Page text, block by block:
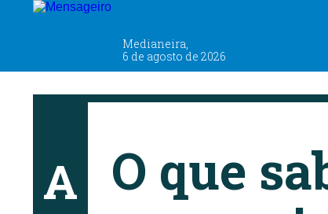
Medianeira,
6 de agosto de 2026
A
ARQUITETANDO O que